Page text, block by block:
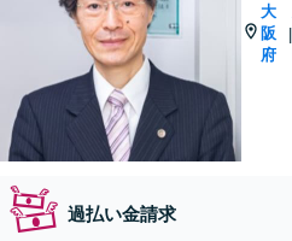
大
阪
府
|
過払い金請求